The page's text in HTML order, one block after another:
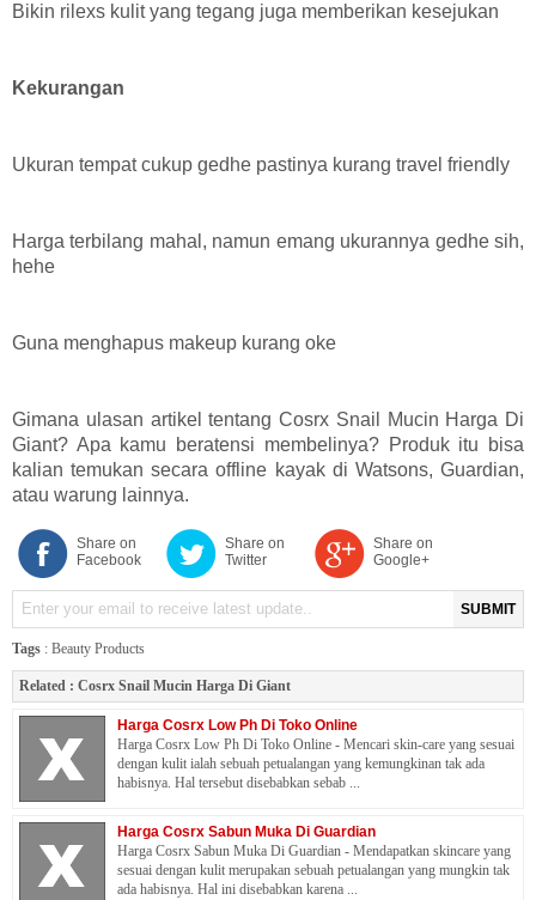
Bikin rilexs kulit yang tegang juga memberikan kesejukan
Kekurangan
Ukuran tempat cukup gedhe pastinya kurang travel friendly
Harga terbilang mahal, namun emang ukurannya gedhe sih,
hehe
Guna menghapus makeup kurang oke
Gimana ulasan artikel tentang Cosrx Snail Mucin Harga Di
Giant? Apa kamu beratensi membelinya? Produk itu bisa
kalian temukan secara offline kayak di Watsons, Guardian,
atau warung lainnya.
Share on
Facebook
Share on
Twitter
Share on
Google+
SUBMIT
Tags : Beauty Products
Related : Cosrx Snail Mucin Harga Di Giant
Harga Cosrx Low Ph Di Toko Online
Harga Cosrx Low Ph Di Toko Online - Mencari skin-care yang sesuai
dengan kulit ialah sebuah petualangan yang kemungkinan tak ada
habisnya. Hal tersebut disebabkan sebab ...
Harga Cosrx Sabun Muka Di Guardian
Harga Cosrx Sabun Muka Di Guardian - Mendapatkan skincare yang
sesuai dengan kulit merupakan sebuah petualangan yang mungkin tak
ada habisnya. Hal ini disebabkan karena ...